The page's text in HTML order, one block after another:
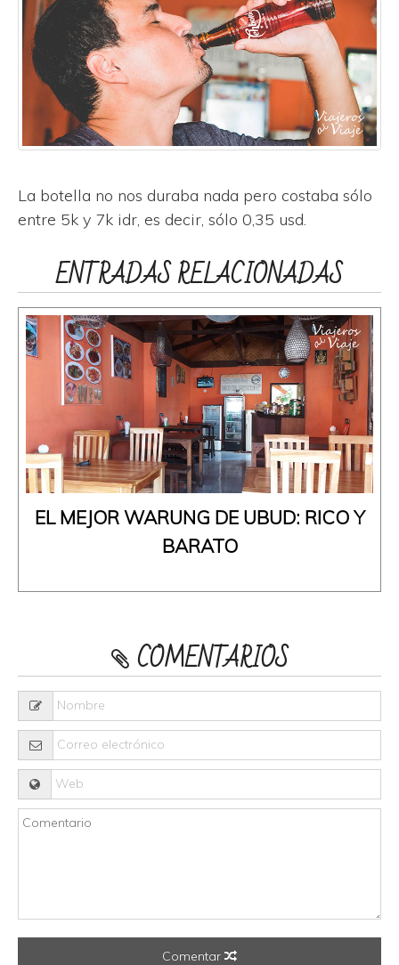
La botella no nos duraba nada pero costaba sólo
entre 5k y 7k idr, es decir, sólo 0,35 usd.
ENTRADAS RELACIONADAS
EL MEJOR WARUNG DE UBUD: RICO Y
BARATO
COMENTARIOS
Comentar